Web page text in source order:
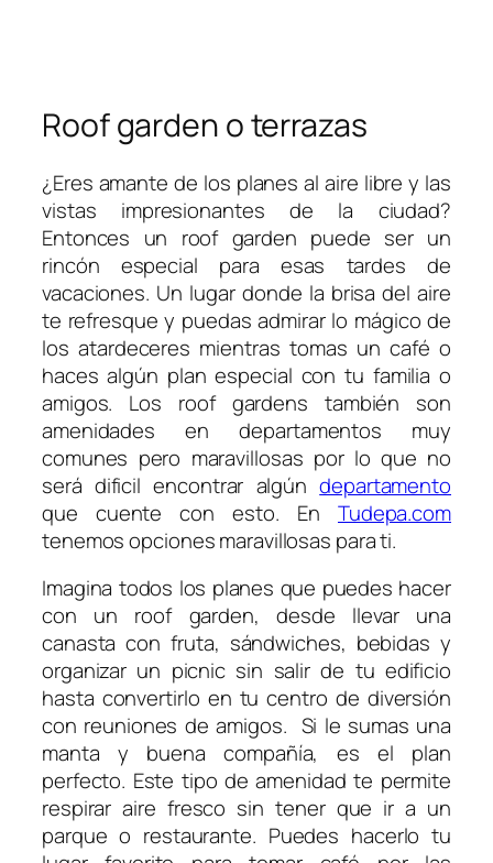
Roof garden o terrazas
¿Eres amante de los planes al aire libre y las
vistas impresionantes de la ciudad?
Entonces un roof garden puede ser un
rincón especial para esas tardes de
vacaciones. Un lugar donde la brisa del aire
te refresque y puedas admirar lo mágico de
los atardeceres mientras tomas un café o
haces algún plan especial con tu familia o
amigos. Los roof gardens también son
amenidades en departamentos muy
comunes pero maravillosas por lo que no
será dificil encontrar algúndepartamento
que cuente con esto. En Tudepa.com
tenemos opciones maravillosas para ti.
Imagina todos los planes que puedes hacer
con un roof garden, desde llevar una
canasta con fruta, sándwiches, bebidas y
organizar un picnic sin salir de tu edificio
hasta convertirlo en tu centro de diversión
con reuniones de amigos. Si le sumas una
manta y buena compañía, es el plan
perfecto. Este tipo de amenidad te permite
respirar aire fresco sin tener que ir a un
parque o restaurante. Puedes hacerlo tu